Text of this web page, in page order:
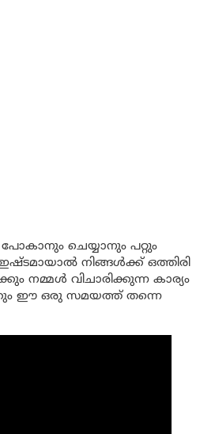
ചെയ്യാനും പറ്റും
നിങ്ങൾക്ക് ഒത്തിരി
നമ്മൾ വിചാരിക്കുന്ന കാര്യം
ഈ ഒരു സമയത്ത് തന്നെ